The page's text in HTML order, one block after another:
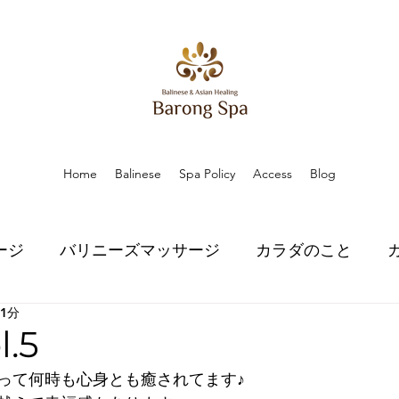
Home Balinese Spa Policy Access Blog
ジ バリニーズマッサージ カラダのこと
と
コミ 口コミ お知らせ
分
て何時も心身とも癒されてます♪